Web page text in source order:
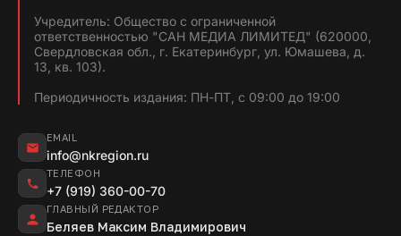
Учредитель: Общество с ограниченной
ответственностью "САН МЕДИА ЛИМИТЕД" (620000,
Свердловская обл., г. Екатеринбург, ул. Юмашева, д.
13, кв. 103).
Периодичность издания: ПН-ПТ, с 09:00 до 19:00
EMAIL
info@nkregion.ru
ТЕЛЕФОН
+7 (919) 360-00-70
ГЛАВНЫЙ РЕДАКТОР
Беляев Максим Владимирович